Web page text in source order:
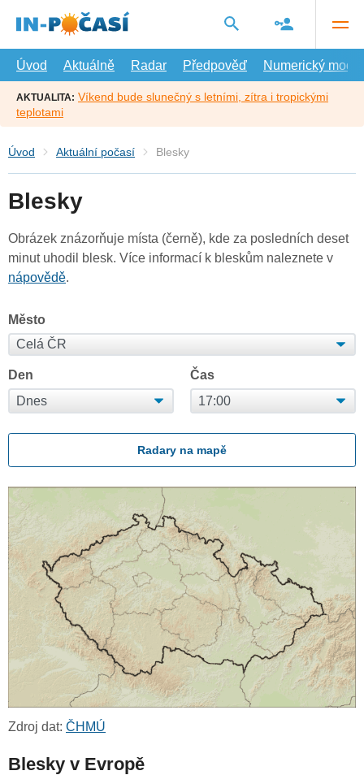
hlavní
Úvod
Aktuálně Radar Předpověď Numerický model
AKTUALITA: Víkend bude slunečný s letními, zítra i tropickými
teplotami
Úvod Aktuální počasí Blesky
Blesky
Obrázek znázorňuje místa (černě), kde za posledních deset
minut uhodil blesk. Více informací k bleskům naleznete v
nápovědě.
Město
Den Čas
Radary na mapě
Zdroj dat: ČHMÚ
Blesky v Evropě